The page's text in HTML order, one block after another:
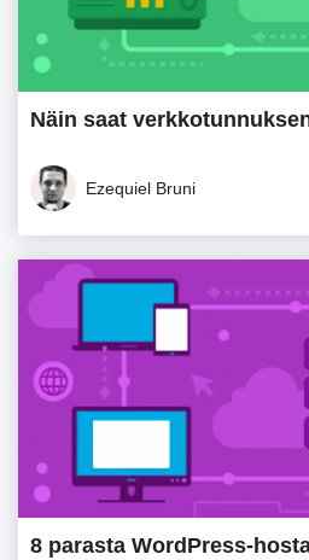
Näin saat
Ezequiel Bruni
8 parasta WordPress-